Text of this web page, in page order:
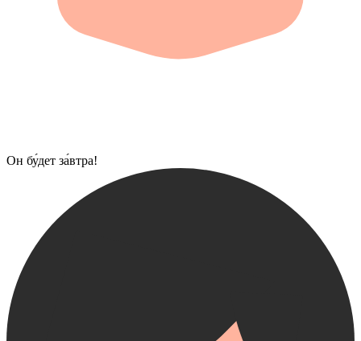
Он бу́дет за́втра!